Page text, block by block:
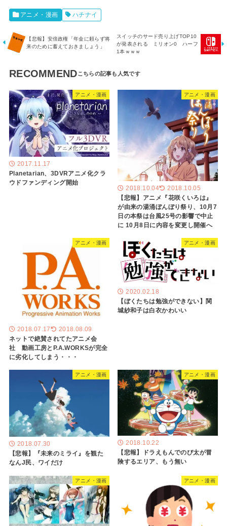
アニメ・漫画 ハチナイ
【悲報】安倍政権「年金に頼らず将
来のために蓄えておきましょう」
スイッチのサード売り上げTOP10
が発表される ミリオン0 ハーフ
1本ｗｗｗ
RECOMMEND
アニメ・漫画
2017.11.17
Planetarian、3DVRアニメ化クラ
ウドファンディング開始
アニメ・漫画
2018.10.04 2018.10.05
【悲報】アニメ『花咲くいろは』
が由来の湯涌ぼんぼり祭り、10月7
日の本祭は台風25号の影響で中止
に 10月8日に内容を変更し開催へ
アニメ・漫画
2018.07.17 2018.08.09
ネットで絶賛されてたアニメ会
社 動画工房とP.A.WORKSが完全
に劣化してしまう・・・
アニメ・漫画
2020.02.18
【ぼくたちは勉強ができない】関
城紗和子は白衣かわいい
アニメ・漫画
2018.07.30
【悲報】『未来のミライ』を観た
なんJ民、ワイだけ
アニメ・漫画
2018.10.22
【悲報】ドラえもんでのび太が冒
険するエリア、もう無い
アニメ・漫画 アニメ・漫画